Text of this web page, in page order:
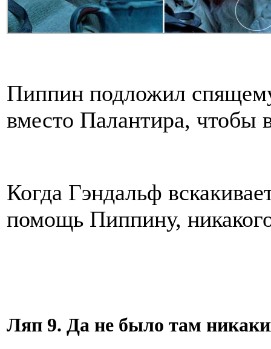
Пиппин подложил
вместо Палантира, чтобы
Когда Гэндальф
помощь Пиппину,
Ляп 9. Да не было там